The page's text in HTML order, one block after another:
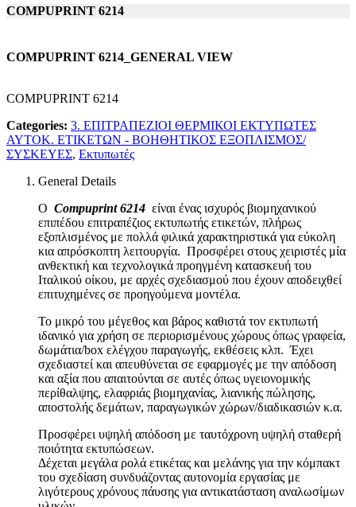
COMPUPRINT 6214
COMPUPRINT 6214_GENERAL VIEW
COMPUPRINT 6214
Categories: 3. ΕΠΙΤΡΑΠΕΖΙΟΙ ΘΕΡΜΙΚΟΙ ΕΚΤΥΠΩΤΕΣ
ΑΥΤΟΚ. ΕΤΙΚΕΤΩΝ - ΒΟΗΘΗΤΙΚΟΣ ΕΞΟΠΛΙΣΜΟΣ/
ΣΥΣΚΕΥΕΣ, Εκτυπωτές
General Details
Ο Compuprint 6214 είναι ένας ισχυρός βιομηχανικού
επιπέδου επιτραπέζιος εκτυπωτής ετικετών, πλήρως
εξοπλισμένος με πολλά φιλικά χαρακτηριστικά για εύκολη
κια απρόσκοπτη λειτουργία. Προσφέρει στους χειριστές μία
ανθεκτική και τεχνολογικά προηγμένη κατασκευή του
Ιταλικού οίκου, με αρχές σχεδιασμού που έχουν αποδειχθεί
επιτυχημένες σε προηγούμενα μοντέλα.
Το μικρό του μέγεθος και βάρος καθιστά τον εκτυπωτή
ιδανικό για χρήση σε περιορισμένους χώρους όπως γραφεία,
δωμάτια/box ελέγχου παραγωγής, εκθέσεις κλπ. Έχει
σχεδιαστεί και απευθύνεται σε εφαρμογές με την απόδοση
και αξία που απαιτούνται σε αυτές όπως υγειονομικής
περίθαλψης, ελαφριάς βιομηχανίας, λιανικής πώλησης,
αποστολής δεμάτων, παραγωγικών χώρων/διαδικασιών κ.α.
Προσφέρει υψηλή απόδοση με ταυτόχρονη υψηλή σταθερή
ποιότητα εκτυπώσεων.
Δέχεται μεγάλα ρολά ετικέτας και μελάνης για την κόμπακτ
του σχεδίαση συνδυάζοντας αυτονομία εργασίας με
λιγότερους χρόνους πάυσης για αντικατάσταση αναλωσίμων